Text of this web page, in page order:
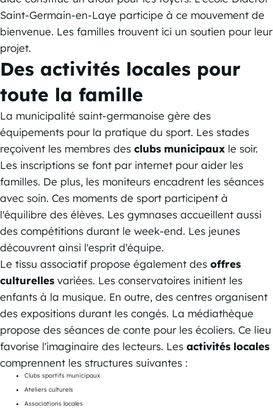
Saint-Germain-en-Laye participe à ce mouvement de
bienvenue. Les familles trouvent ici un soutien pour leur
projet.
Des activités locales pour
toute la famille
La municipalité saint-germanoise gère des
équipements pour la pratique du sport. Les stades
reçoivent les membres des clubs municipaux le soir.
Les inscriptions se font par internet pour aider les
familles. De plus, les moniteurs encadrent les séances
avec soin. Ces moments de sport participent à
l'équilibre des élèves. Les gymnases accueillent aussi
des compétitions durant le week-end. Les jeunes
découvrent ainsi l'esprit d'équipe.
Le tissu associatif propose également des offres
culturelles variées. Les conservatoires initient les
enfants à la musique. En outre, des centres organisent
des expositions durant les congés. La médiathèque
propose des séances de conte pour les écoliers. Ce lieu
favorise l'imaginaire des lecteurs. Les activités locales
comprennent les structures suivantes :
Clubs sportifs municipaux
Ateliers culturels
Associations locales